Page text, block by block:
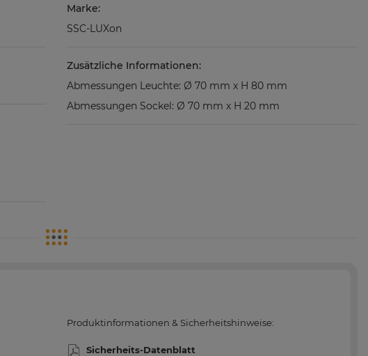
Marke:
SSC-LUXon
Zusätzliche Informationen:
Abmessungen Leuchte: Ø 70 mm x H 80 mm
Abmessungen Sockel: Ø 70 mm x H 20 mm
Produktinformationen & Sicherheitshinweise:
Sicherheits-Datenblatt